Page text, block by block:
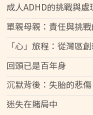
成人ADHD的挑戰與處
單親母親：責任與挑
「心」旅程：從灣區
回頭已是百年身
沉默背後：失胎的悲傷
迷失在賭局中